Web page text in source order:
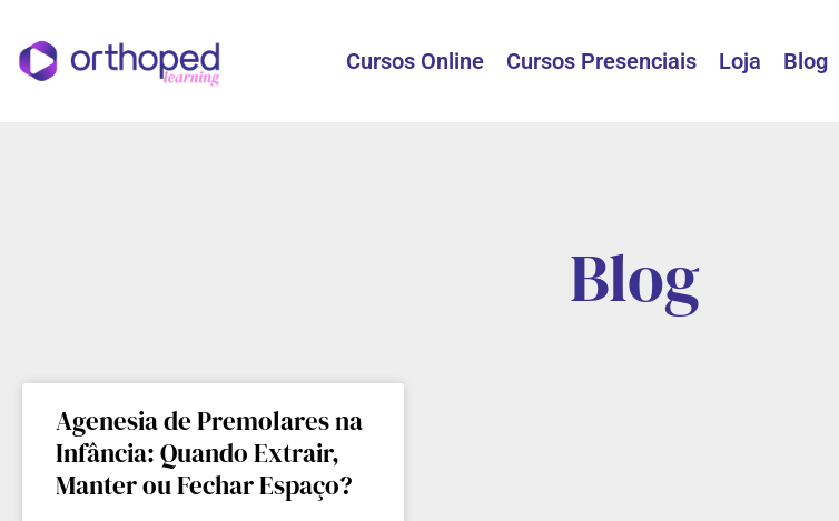
Cursos Online Cursos Presenciais Loja Blog
Blog
Agenesia de Premolares na
Infância: Quando Extrair,
Manter ou Fechar Espaço?